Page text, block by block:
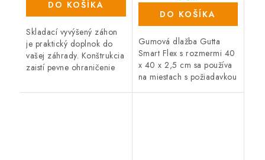
DO KOŠÍKA
Skladací vyvýšený záhon
je praktický doplnok do
vašej záhrady. Konštrukcia
zaistí pevne ohraničenie
stále upravený. Záhon sa
(275 ks)
DO KOŠÍKA
Gumová dlažba Gutta
Smart Flex s rozmermi 40
x 40 x 2,5 cm sa používa
na miestach s požiadavkou